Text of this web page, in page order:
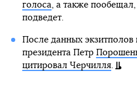
голоса, а также пообещал,
подведет.
После данных экзитполов
президента Петр
цитировал Черчилля.